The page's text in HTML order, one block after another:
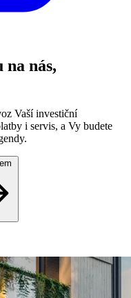
nás,
Vaší investiční
i servis, a Vy budete